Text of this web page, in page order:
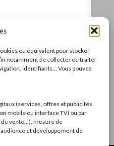
ou équivalent pour stocker
notamment de collecter ou traiter
identifiants... Vous pouvez
(services, offres et publicités
mobile ou interface TV) ou par
de vente…), mesure de
et développement de